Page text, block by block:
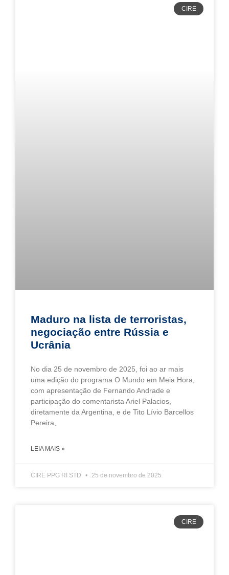
CIRE
Maduro na lista de terroristas,
negociação entre Rússia e
Ucrânia
No dia 25 de novembro de 2025, foi ao ar mais
uma edição do programa O Mundo em Meia Hora,
com apresentação de Fernando Andrade e
participação do comentarista Ariel Palacios,
diretamente da Argentina, e de Tito Lívio Barcellos
Pereira,
LEIA MAIS »
CIRE PPG RI STD 25 de novembro de 2025
CIRE